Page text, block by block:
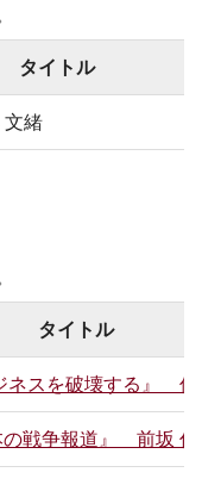
タイトル
文緒
タイトル
ネスを破壊する』
の戦争報道』 前坂 俊